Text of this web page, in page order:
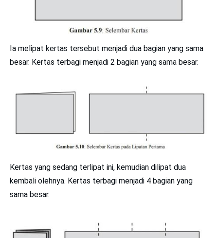
Ia melipat kertas tersebut menjadi dua bagian yang sama
besar. Kertas terbagi menjadi 2 bagian yang sama besar.
Kertas yang sedang terlipat ini, kemudian dilipat dua
kembali olehnya. Kertas terbagi menjadi 4 bagian yang
sama besar.